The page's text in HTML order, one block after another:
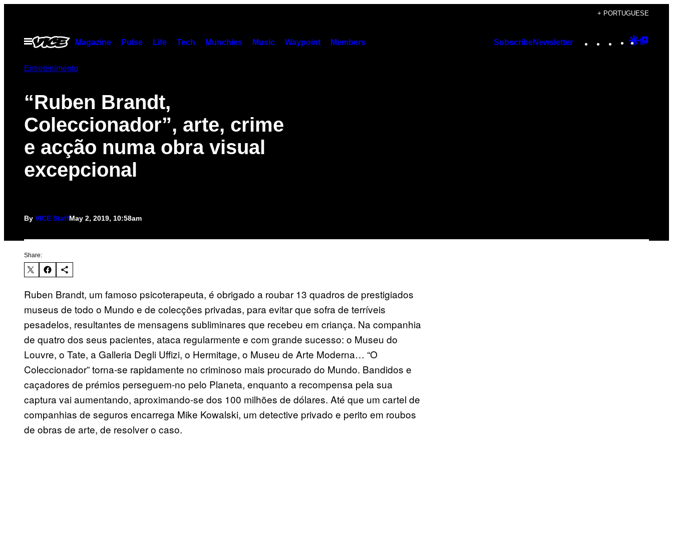
content
+ PORTUGUESE
Open
Menu
Magazine Pulse Life Tech Munchies Music Waypoint Members SubscribeNewsletter Instagram
TikTok
YouTube
Google
Entretenimento
“Ruben Brandt,
Coleccionador”, arte, crime
e acção numa obra visual
excepcional
By VICE StaffMay 2, 2019, 10:58am
Share:
Ruben Brandt, um famoso psicoterapeuta, é obrigado a roubar 13 quadros de prestigiados
museus de todo o Mundo e de colecções privadas, para evitar que sofra de terríveis
pesadelos, resultantes de mensagens subliminares que recebeu em criança. Na companhia
de quatro dos seus pacientes, ataca regularmente e com grande sucesso: o Museu do
Louvre, o Tate, a Galleria Degli Uffizi, o Hermitage, o Museu de Arte Moderna… “O
Coleccionador” torna-se rapidamente no criminoso mais procurado do Mundo. Bandidos e
caçadores de prémios perseguem-no pelo Planeta, enquanto a recompensa pela sua
captura vai aumentando, aproximando-se dos 100 milhões de dólares. Até que um cartel de
companhias de seguros encarrega Mike Kowalski, um detective privado e perito em roubos
de obras de arte, de resolver o caso.